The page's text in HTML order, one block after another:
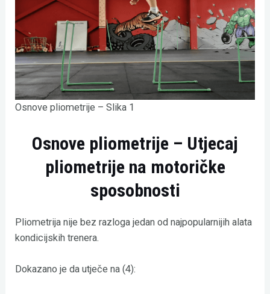
Osnove pliometrije – Slika 1
Osnove pliometrije – Utjecaj
pliometrije na motoričke
sposobnosti
Pliometrija nije bez razloga jedan od najpopularnijih alata
kondicijskih trenera.
Dokazano je da utječe na (4):